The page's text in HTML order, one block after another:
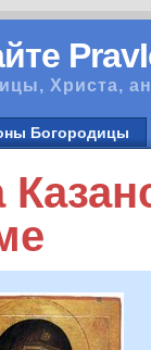
Христа,
Богородицы